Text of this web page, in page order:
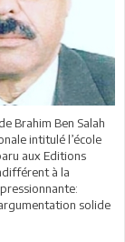
Brahim Ben Salah
intitulé l’école
aux Editions
à la
solide